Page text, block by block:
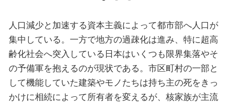
人口減少と加速する資本主義によって都市部へ人口が
集中している。一方で地方の過疎化は進み、特に超高
齢化社会へ突入している日本はいくつも限界集落やそ
の予備軍を抱えるのが現状である。市区町村の一部と
して機能していた建築やモノたちは持ち主の死をきっ
かけに相続によって所有者を変えるが、核家族が主流